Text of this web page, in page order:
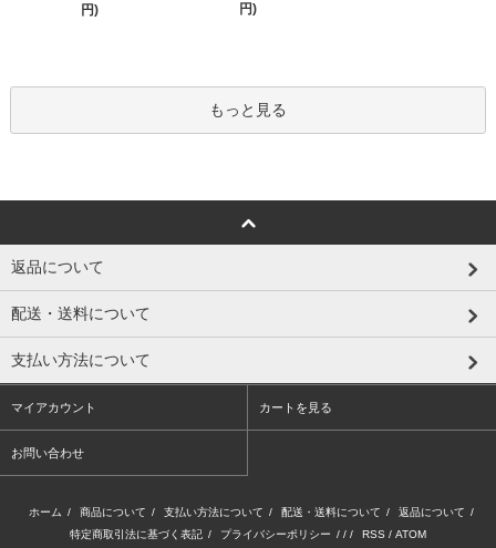
円)
円)
もっと見る
返品について
配送・送料について
支払い方法について
マイアカウント カートを見る
お問い合わせ
ホーム / 商品について / 支払い方法について / 配送・送料について / 返品について /
特定商取引法に基づく表記 / プライバシーポリシー / / / RSS / ATOM